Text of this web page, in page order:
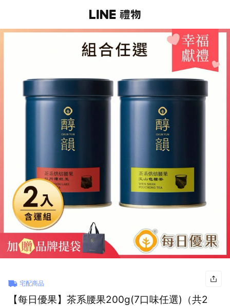
宅配商品
【每日優果】茶系腰果200g(7口味任選)（共2